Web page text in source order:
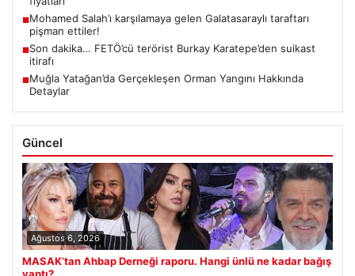
■Mohamed Salah’ı karşılamaya gelen Galatasaraylı taraftarı
pişman ettiler!
■Son dakika… FETÖ’cü terörist Burkay Karatepe’den suikast
itirafı
■Muğla Yatağan’da Gerçekleşen Orman Yangını Hakkında
Detaylar
Güncel
Ağustos 6, 2026
MASAK’tan Ahbap Derneği raporu. Hangi ünlü ne kadar bağış